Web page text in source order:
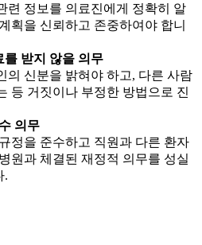
련 정보를 의료진에게 정확히 알
획을 신뢰하고 존중하여야 합니
를 받지 않을 의무
의 신분을 밝혀야 하고, 다른 사람
등 거짓이나 부정한 방법으로 진
의무
정을 준수하고 직원과 다른 환자
원과 체결된 재정적 의무를 성실
.